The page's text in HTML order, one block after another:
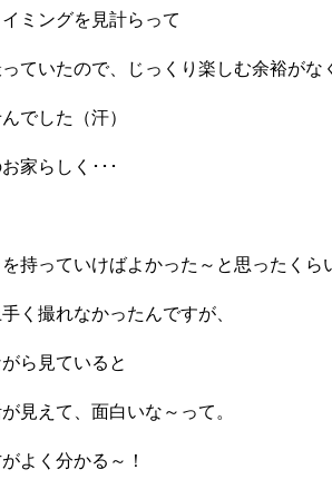
ミングを見計らって
ていたので、じっくり楽しむ余裕がな
でした（汗）
家らしく･･･
持っていけばよかった～と思ったくら
く撮れなかったんですが、
ら見ていると
見えて、面白いな～って。
よく分かる～！